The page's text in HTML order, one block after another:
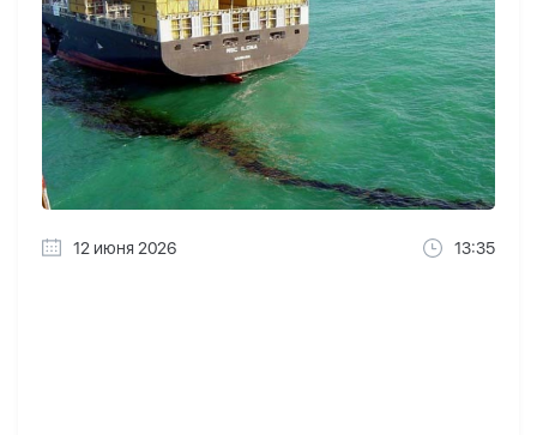
12 июня 2026 13:35